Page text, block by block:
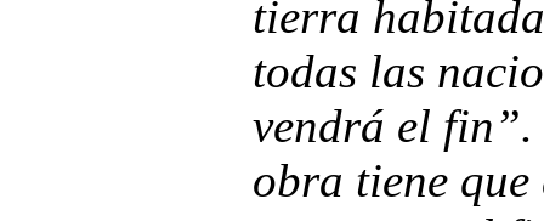
tierra
todas las
vendrá el
obra tiene que